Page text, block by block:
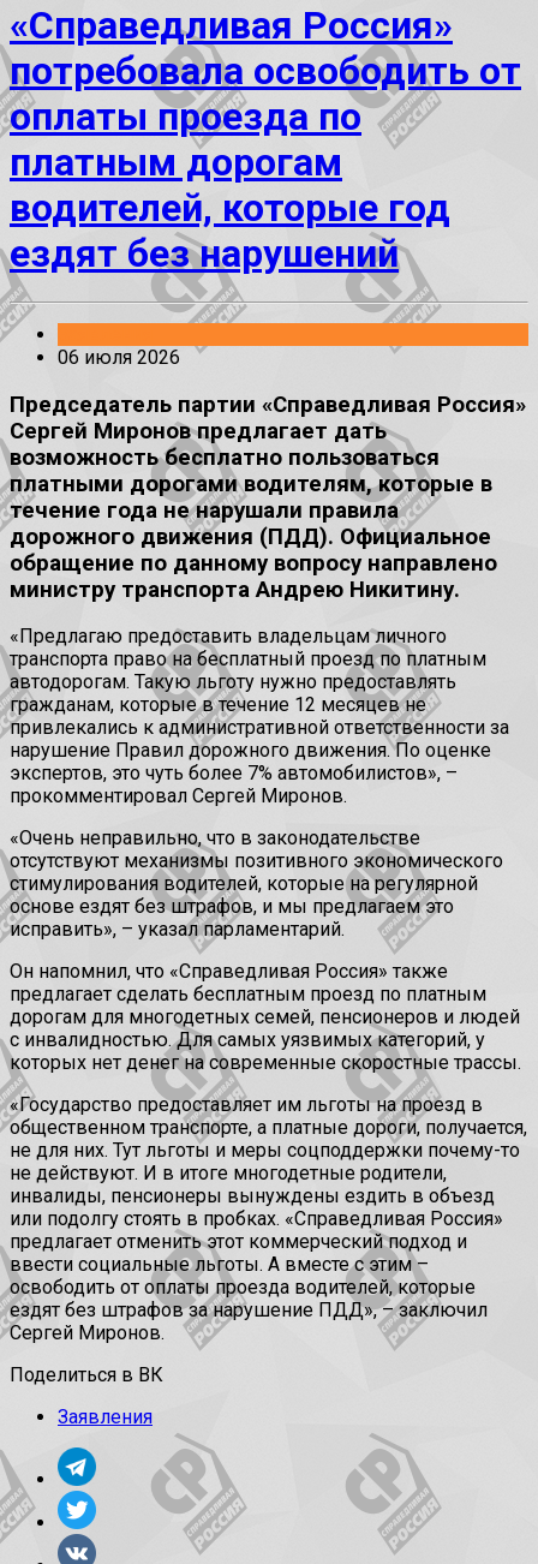
«Справедливая Россия»
потребовала освободить от
оплаты проезда по
платным дорогам
водителей, которые год
ездят без нарушений
06 июля 2026
Председатель партии «Справедливая Россия»
Сергей Миронов предлагает дать
возможность бесплатно пользоваться
платными дорогами водителям, которые в
течение года не нарушали правила
дорожного движения (ПДД). Официальное
обращение по данному вопросу направлено
министру транспорта Андрею Никитину.
«Предлагаю предоставить владельцам личного
транспорта право на бесплатный проезд по платным
автодорогам. Такую льготу нужно предоставлять
гражданам, которые в течение 12 месяцев не
привлекались к административной ответственности за
нарушение Правил дорожного движения. По оценке
экспертов, это чуть более 7% автомобилистов», –
прокомментировал Сергей Миронов.
«Очень неправильно, что в законодательстве
отсутствуют механизмы позитивного экономического
стимулирования водителей, которые на регулярной
основе ездят без штрафов, и мы предлагаем это
исправить», – указал парламентарий.
Он напомнил, что «Справедливая Россия» также
предлагает сделать бесплатным проезд по платным
дорогам для многодетных семей, пенсионеров и людей
с инвалидностью. Для самых уязвимых категорий, у
которых нет денег на современные скоростные трассы.
«Государство предоставляет им льготы на проезд в
общественном транспорте, а платные дороги, получается,
не для них. Тут льготы и меры соцподдержки почему-то
не действуют. И в итоге многодетные родители,
инвалиды, пенсионеры вынуждены ездить в объезд
или подолгу стоять в пробках. «Справедливая Россия»
предлагает отменить этот коммерческий подход и
ввести социальные льготы. А вместе с этим –
освободить от оплаты проезда водителей, которые
ездят без штрафов за нарушение ПДД», – заключил
Сергей Миронов.
Поделиться в ВК
Заявления